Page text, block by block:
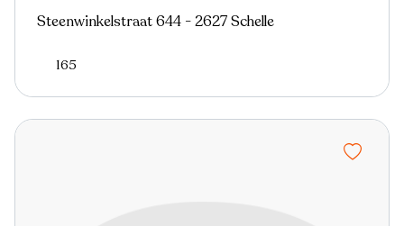
Steenwinkelstraat 644 - 2627 Schelle
165